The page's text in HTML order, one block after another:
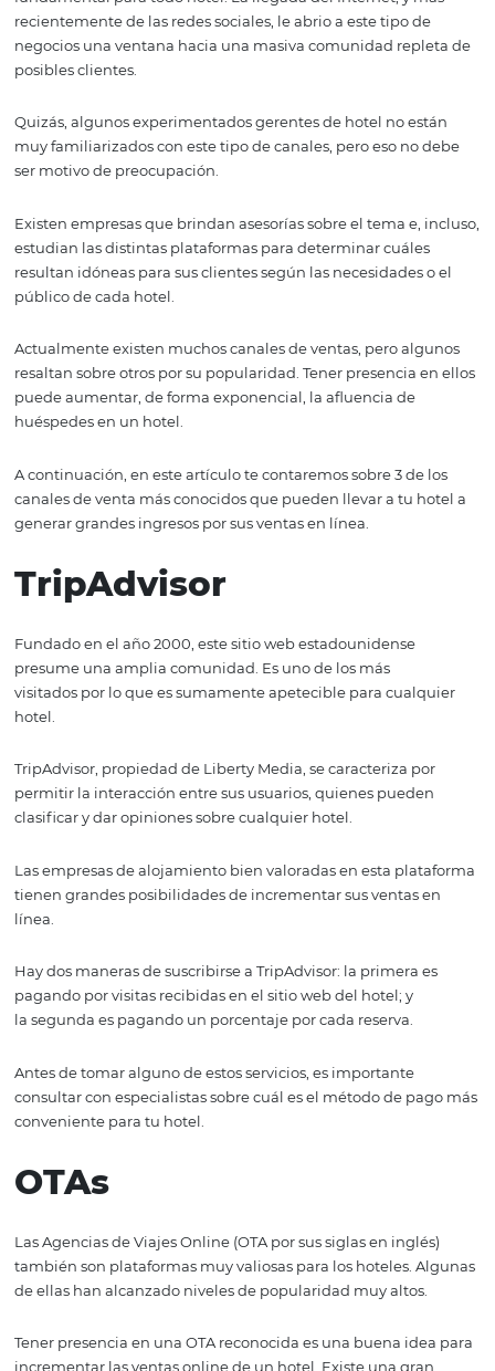
El comercio electrónico ha ganado terreno en los
la industria del hospedaje no ha sido la excepción
Tener presencia en diferentes canales de venta es un
recientemente de las redes sociales, le abrio a este tipo
negocios una ventana hacia una masiva comunidad
posibles clientes.
Quizás, algunos experimentados gerentes de hotel no
muy familiarizados con este tipo de canales, pero eso
ser motivo de preocupación.
estudian las distintas plataformas para determinar
resultan idóneas para sus clientes según las
Actualmente existen muchos canales de ventas, pero
resaltan sobre otros por su popularidad. Tener presencia
puede aumentar, de forma exponencial, la afluencia de
huéspedes en un hotel.
canales de venta más conocidos que pueden llevar a tu
generar grandes ingresos por sus ventas en línea.
TripAdvisor
presume una amplia comunidad. Es uno de los más
visitados por lo que es sumamente apetecible para
TripAdvisor, propiedad de Liberty Media, se caracteriza
permitir la interacción entre sus usuarios, quienes
tienen grandes posibilidades de incrementar sus
línea.
Hay dos maneras de suscribirse a TripAdvisor: la primera
pagando por visitas recibidas en el sitio web del hotel; y